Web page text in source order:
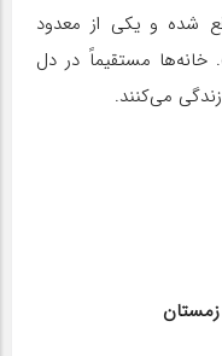
شده و یکی از معدود
مستقیماً در دل
می‌کنند.